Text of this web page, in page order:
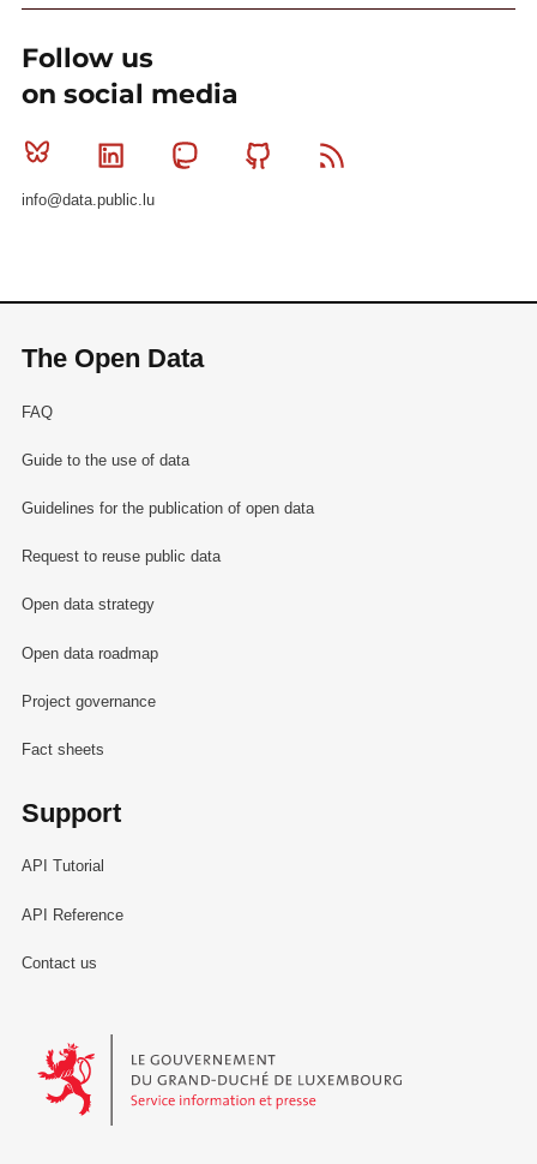
Follow us
on social media
Bluesky Linkedin MastodonGithub
info@data.public.lu
The Open Data
FAQ
Guide to the use of data
Guidelines for the publication of open data
Request to reuse public data
Open data strategy
Open data roadmap
Project governance
Fact sheets
Support
API Tutorial
API Reference
Contact us
Le Gouvernement du Grand-Duché de Luxembourg - Service